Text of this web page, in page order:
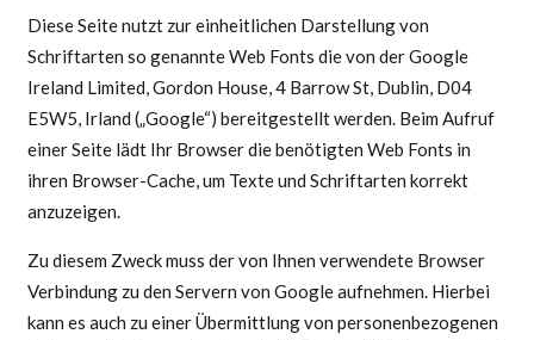
Diese Seite nutzt zur einheitlichen Darstellung von
Schriftarten so genannte Web Fonts die von der Google
Ireland Limited, Gordon House, 4 Barrow St, Dublin, D04
E5W5, Irland („Google“) bereitgestellt werden. Beim Aufruf
einer Seite lädt Ihr Browser die benötigten Web Fonts in
ihren Browser-Cache, um Texte und Schriftarten korrekt
anzuzeigen.
Zu diesem Zweck muss der von Ihnen verwendete Browser
Verbindung zu den Servern von Google aufnehmen. Hierbei
kann es auch zu einer Übermittlung von personenbezogenen